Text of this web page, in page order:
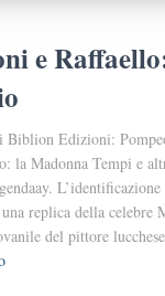
e
Edizioni:
la Madonna Tempi e
replica della celebre
del pittore